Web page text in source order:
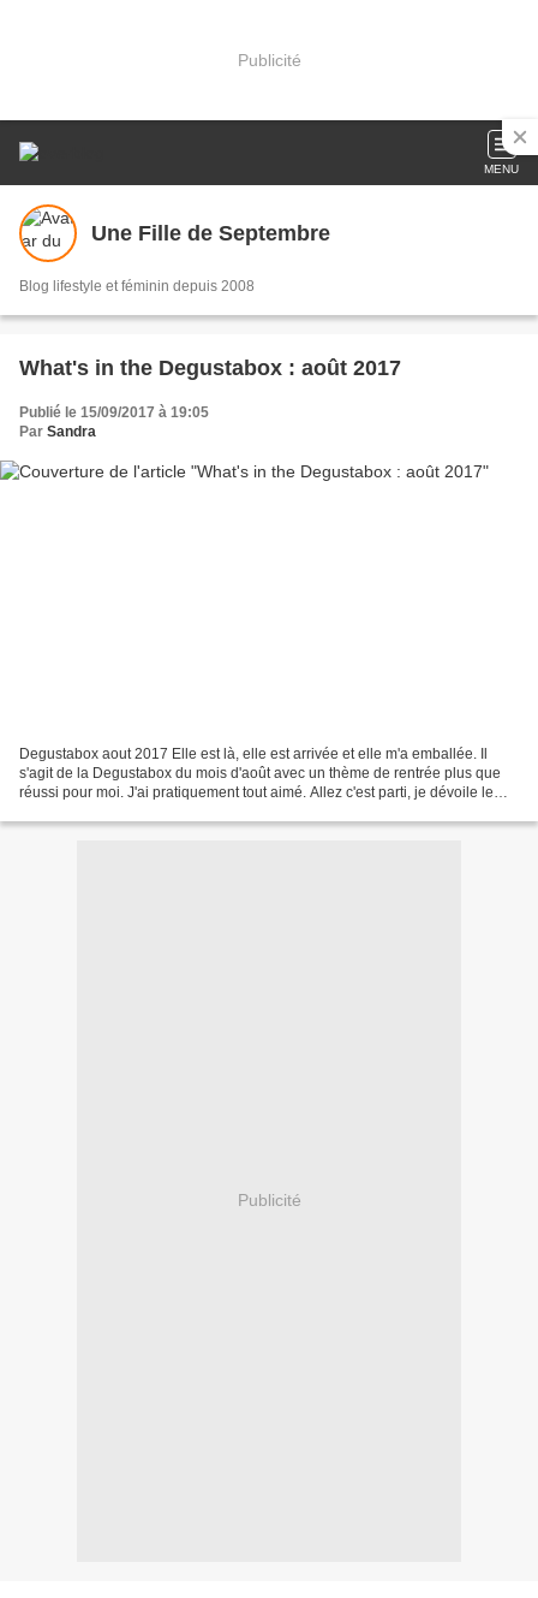
Publicité
MENU
Une Fille de Septembre
Blog lifestyle et féminin depuis 2008
What's in the Degustabox : août 2017
Publié le 15/09/2017 à 19:05
Par Sandra
Degustabox aout 2017 Elle est là, elle est arrivée et elle m'a emballée. Il
s'agit de la Degustabox du mois d'août avec un thème de rentrée plus que
réussi pour moi. J'ai pratiquement tout aimé. Allez c'est parti, je dévoile le
Publicité